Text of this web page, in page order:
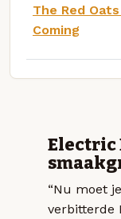
The Red
Coming
Electric
“Nu moet
verbitterde